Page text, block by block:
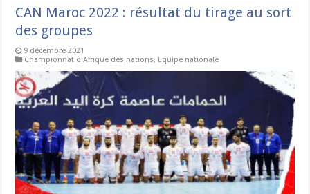
CAN Maroc 2022 : résultat du tirage au sort
des groupes
9 décembre 2021
Championnat d'Afrique des nations, Equipe nationale